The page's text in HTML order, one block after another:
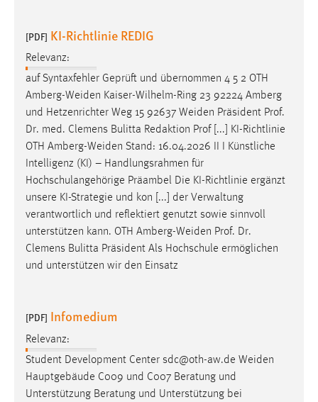
[PDF] KI-Richtlinie REDIG
Relevanz:
auf Syntaxfehler Geprüft und übernommen 4 5 2 OTH
Amberg-Weiden Kaiser-Wilhelm-Ring 23 92224 Amberg
und Hetzenrichter Weg 15 92637 Weiden Präsident Prof.
Dr. med. Clemens Bulitta Redaktion Prof [...] KI-Richtlinie
OTH Amberg-Weiden Stand: 16.04.2026 II I Künstliche
Intelligenz (KI) – Handlungsrahmen für
Hochschulangehörige Präambel Die KI-Richtlinie ergänzt
unsere KI-Strategie und kon [...] der Verwaltung
verantwortlich und reflektiert genutzt sowie sinnvoll
unterstützen kann. OTH Amberg-Weiden Prof. Dr.
Clemens Bulitta Präsident Als Hochschule ermöglichen
und unterstützen wir den Einsatz
[PDF] Infomedium
Relevanz:
Student Development Center sdc@oth-aw.de Weiden
Hauptgebäude C009 und C007 Beratung und
Unterstützung Beratung und Unterstützung bei